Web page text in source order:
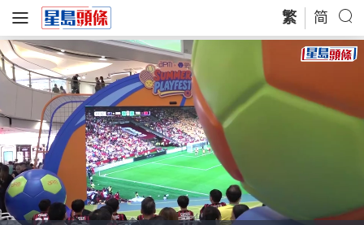
繁 简